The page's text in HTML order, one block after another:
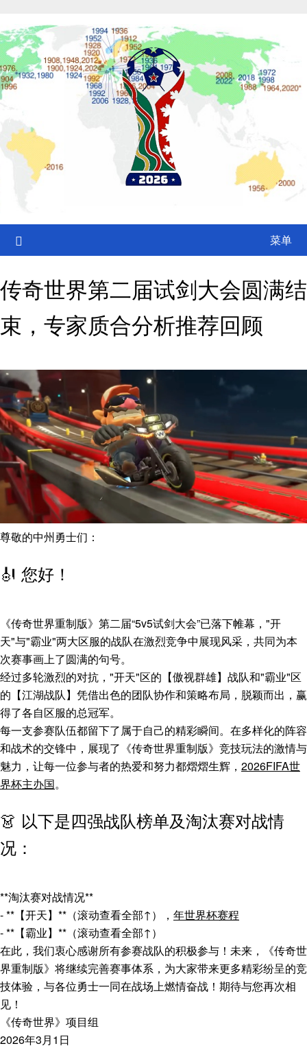
content
菜单
传奇世界第二届试剑大会圆满结
束，专家质合分析推荐回顾
尊敬的中州勇士们：
🎻 您好！
《传奇世界重制版》第二届“5v5试剑大会”已落下帷幕，"开
天"与"霸业"两大区服的战队在激烈竞争中展现风采，共同为本
次赛事画上了圆满的句号。
经过多轮激烈的对抗，"开天"区的【傲视群雄】战队和"霸业"区
的【江湖战队】凭借出色的团队协作和策略布局，脱颖而出，赢
得了各自区服的总冠军。
每一支参赛队伍都留下了属于自己的精彩瞬间。在多样化的阵容
和战术的交锋中，展现了《传奇世界重制版》竞技玩法的激情与
魅力，让每一位参与者的热爱和努力都熠熠生辉， 2026FIFA世
界杯主办国。
👗 以下是四强战队榜单及淘汰赛对战情
况：
**淘汰赛对战情况**
- **【开天】**（滚动查看全部↑）， 年世界杯赛程
- **【霸业】**（滚动查看全部↑）
在此，我们衷心感谢所有参赛战队的积极参与！未来，《传奇世
界重制版》将继续完善赛事体系，为大家带来更多精彩纷呈的竞
技体验，与各位勇士一同在战场上燃情奋战！期待与您再次相
见！
《传奇世界》项目组
2026年3月1日